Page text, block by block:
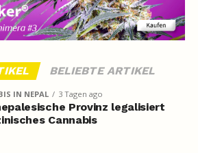
BELIEBTE ARTIKEL
IN NEPAL 3 Tagen ago
Provinz legalisiert
Cannabis